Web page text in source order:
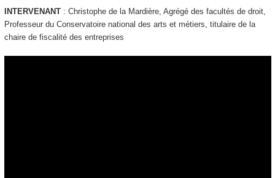
INTERVENANT: Christophe de la Mardière, Agrégé des facultés de droit,
Professeur du Conservatoire national des arts et métiers, titulaire de la
chaire de fiscalité des entreprises